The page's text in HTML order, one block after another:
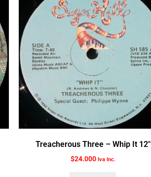
Treacherous Three ‎– Whip It 12″
$24.000 Iva Inc.